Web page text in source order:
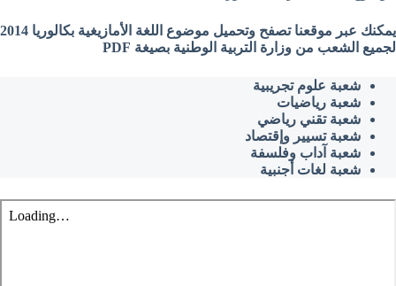
يمكنك عبر موقعنا تصفح وتحميل موضوع اللغة الأمازيغية بكالوريا 2014
لجميع الشعب من وزارة التربية الوطنية بصيغة PDF
شعبة علوم تجريبية
شعبة رياضيات
شعبة تقني رياضي
شعبة تسيير وإقتصاد
شعبة آداب وفلسفة
شعبة لغات أجنبية